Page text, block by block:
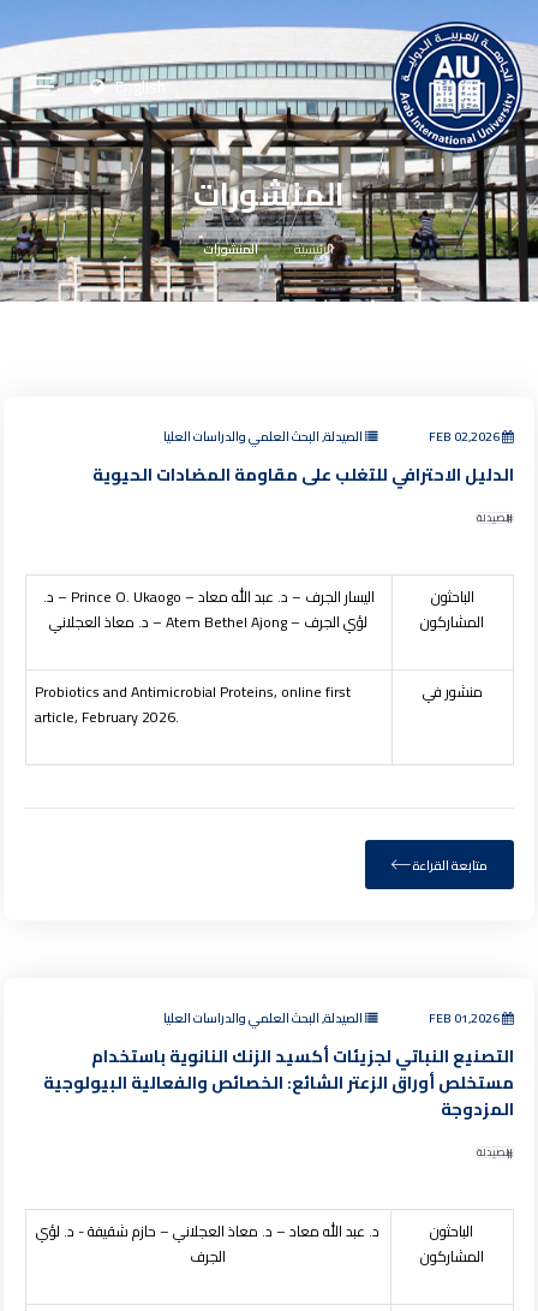
English
المنشورات
الرئيسية المنشورات
FEB 02,2026 الصيدلة, البحث العلمي والدراسات العليا
الدليل الاحترافي للتغلب على مقاومة المضادات الحيوية
الصيدلة
الباحثون
المشاركون
اليسار الجرف – د. عبد الله معاد –Prince O. Ukaogo – د.
لؤي الجرف –Atem Bethel Ajong– د. معاذ العجلاني
منشور في
Probiotics and Antimicrobial Proteins, online first
article, February 2026.
متابعة القراءة
FEB 01,2026 الصيدلة, البحث العلمي والدراسات العليا
التصنيع النباتي لجزيئات أكسيد الزنك النانوية باستخدام
مستخلص أوراق الزعتر الشائع: الخصائص والفعالية البيولوجية
المزدوجة
الصيدلة
الباحثون
المشاركون
د. عبد الله معاد – د. معاذ العجلاني – حازم شقيفة - د. لؤي
الجرف